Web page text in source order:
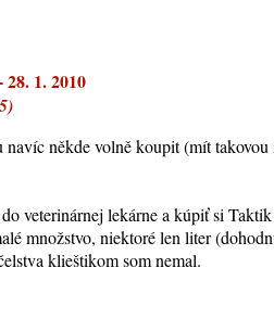
1. 2010
někde volně koupit (mít
veterinárnej lekárne a kúpiť si
množstvo, niektoré len liter
klieštikom som nemal.